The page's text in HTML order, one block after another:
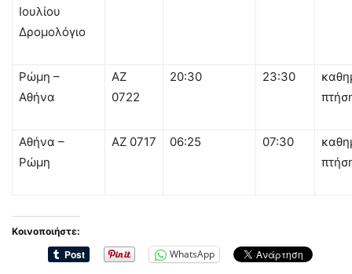
Ιουλίου
Δρομολόγιο
Ρώμη –
Αθήνα
AZ
0722
20:30 23:30
Αθήνα –
Ρώμη
AZ 0717 06:25 07:30
Κοινοποιήστε:
WhatsApp